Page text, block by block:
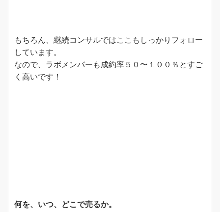
もちろん、継続コンサルではここもしっかりフォロー
しています。
なので、ラボメンバーも成約率５０〜１００％とすご
く高いです！
何を、いつ、どこで売るか。